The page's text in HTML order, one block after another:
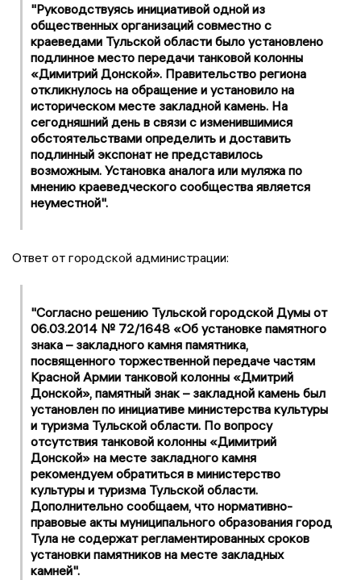
"Руководствуясь инициативой одной из
общественных организаций совместно с
краеведами Тульской области было установлено
подлинное место передачи танковой колонны
«Димитрий Донской». Правительство региона
откликнулось на обращение и установило на
историческом месте закладной камень. На
сегодняшний день в связи с изменившимися
обстоятельствами определить и доставить
подлинный экспонат не представилось
возможным. Установка аналога или муляжа по
мнению краеведческого сообщества является
неуместной".
Ответ от городской администрации:
"Согласно решению Тульской городской Думы от
06.03.2014 № 72/1648 «Об установке памятного
знака – закладного камня памятника,
посвященного торжественной передаче частям
Красной Армии танковой колонны «Дмитрий
Донской», памятный знак – закладной камень был
установлен по инициативе министерства культуры
и туризма Тульской области. По вопросу
отсутствия танковой колонны «Димитрий
Донской» на месте закладного камня
рекомендуем обратиться в министерство
культуры и туризма Тульской области.
Дополнительно сообщаем, что нормативно-
правовые акты муниципального образования город
Тула не содержат регламентированных сроков
установки памятников на месте закладных
камней".